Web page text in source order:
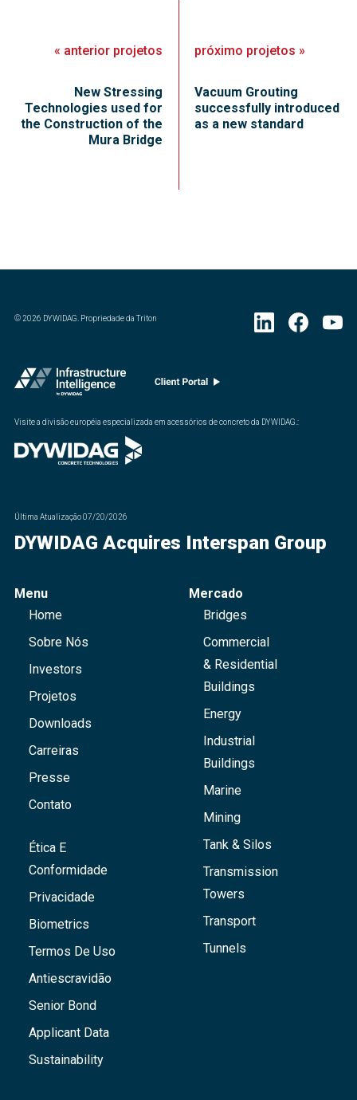
« anterior projetos
New Stressing
Technologies used for
the Construction of the
Mura Bridge
próximo projetos »
Vacuum Grouting
successfully introduced
as a new standard
©2026 DYWIDAG. Propriedade da Triton
Visite a divisão européia especializada em acessórios de concreto da DYWIDAG.:
Última Atualização07/20/2026
DYWIDAG Acquires Interspan Group
Menu
Home
Sobre Nós
Investors
Projetos
Downloads
Carreiras
Presse
Contato
Ética E
Conformidade
Privacidade
Biometrics
Termos De Uso
Antiescravidão
Senior Bond
Applicant Data
Sustainability
Mercado
Bridges
Commercial
& Residential
Buildings
Energy
Industrial
Buildings
Marine
Mining
Tank & Silos
Transmission
Towers
Transport
Tunnels